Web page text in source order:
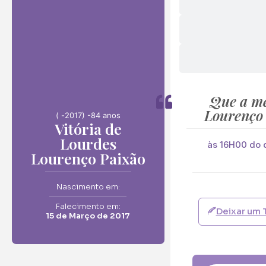
( -2017) -84 anos
Vitória de
Lourdes
Lourenço Paixão
Nascimento em:
Falecimento em:
15 de Março de 2017
Que a
às 16H00 do
Deixar um
Neste Formulário,
Ramo de
Palma:
Pequena
Pequena